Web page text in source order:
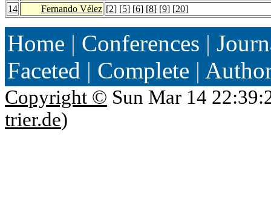
14
Fernando Vélez [2] [5] [6] [8] [9] [20]
Home | Conferences |
Faceted | Complete |
Copyright © Sun Mar 14
trier.de)